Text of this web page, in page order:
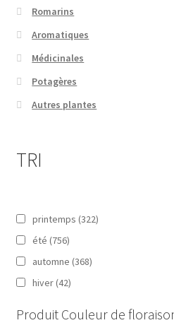
Romarins
Aromatiques
Médicinales
Potagères
Autres plantes
TRI
printemps (322)
été (756)
automne (368)
hiver (42)
Produit Couleur de